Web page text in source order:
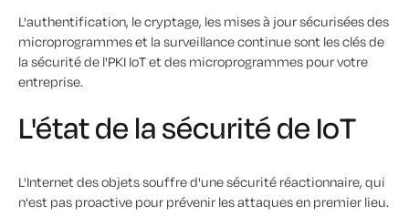
L'authentification, le cryptage, les mises à jour sécurisées des
microprogrammes et la surveillance continue sont les clés de
la sécurité de l'PKI IoT et des microprogrammes pour votre
entreprise.
L'état de la sécurité de IoT
L'Internet des objets souffre d'une sécurité réactionnaire, qui
n'est pas proactive pour prévenir les attaques en premier lieu.